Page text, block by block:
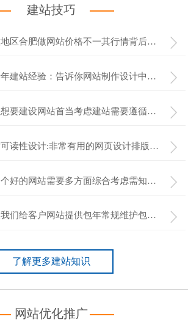
建站技巧
安徽地区合肥做网站价格不一其行情背后的二大影响因素
二十年建站经验：告诉你网站制作设计中需注意七大点
企业想要建设网站首当考虑建站需要遵循的原则有四点
网站可读性设计:非常有用的网页设计排版技巧
做一个好的网站需要多方面综合考虑需知道的六点细节
浅谈我们给客户网站提供包年常规维护包括哪些内容呢？
了解更多建站知识
网站优化推广